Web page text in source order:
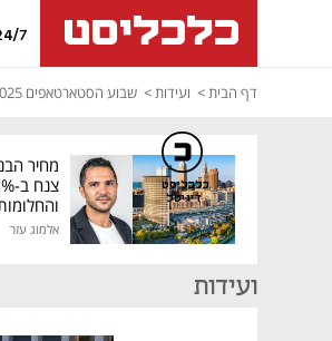
7
דף הבית ועידות שבוע הסטארטאפים 2025
מחיר
גבוהה
אלמוג עזר
ועידות
כלכליסט
דיגיטל